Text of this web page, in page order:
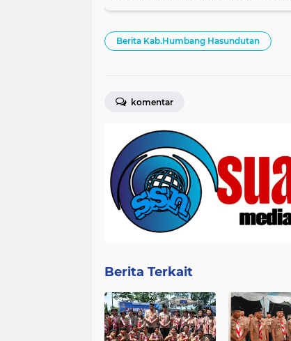
Berita Kab.Humbang Hasundutan
komentar
Berita Terkait